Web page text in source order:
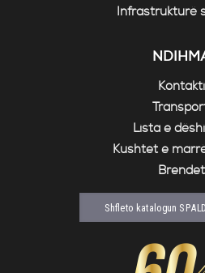
Infrastrukturë
Kontakti
Lista e
Kushtet e
Brendet
Shfleto katalogun